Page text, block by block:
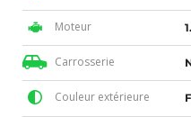
Moteur
Carrosserie
Couleur extérieure